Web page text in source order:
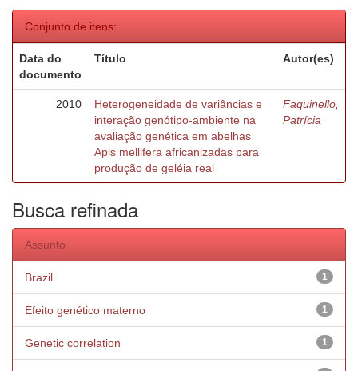
Conjunto de itens:
Data do
documento
Título Autor(es)
2010
Heterogeneidade de variâncias e
interação genótipo-ambiente na
avaliação genética em abelhas
Apis mellifera africanizadas para
produção de geléia real
Faquinello,
Patrícia
Busca refinada
Assunto
1
Brazil.
1
Efeito genético materno
1
Genetic correlation